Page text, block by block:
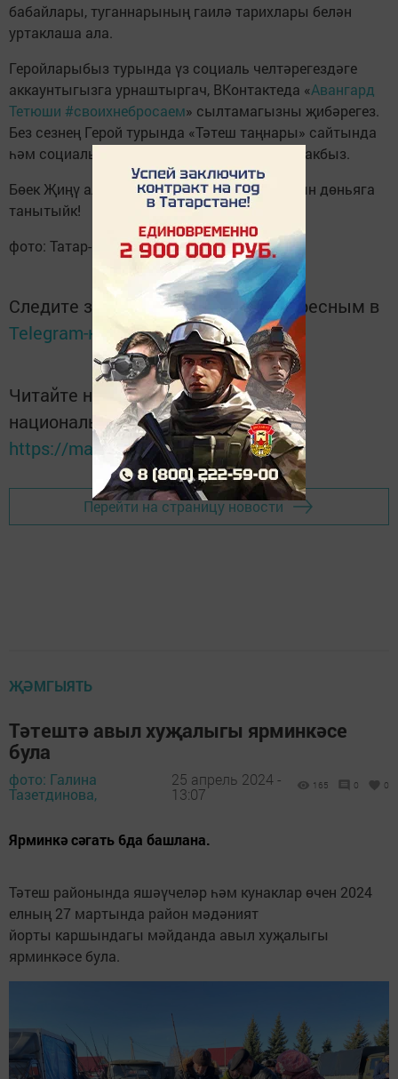
бабайлары, туганнарының гаилә тарихлары белән
уртаклаша ала.
Геройларыбыз турында үз социаль челтәрегездәге
аккаунтыгызга урнаштыргач, ВКонтактеда «Авангард
Тетюши #своихнебросаем» сылтамагызны җибәрегез.
Без сезнең Герой турында «Тәтеш таңнары» сайтында
һәм социаль челтәрләребездә урнаштырачакбыз.
Бөек Җиңү алып килгән гаиләбез геройларын дөньяга
танытыйк!
фото: Татар-информ
Следите за самым важным и интересным в
Telegram-каналеТатмедиа
Читайте новости Татарстана в
национальном мессенджере MАХ:
https://max.ru/tatmedia
Перейти на страницу новости
ҖӘМГЫЯТЬ
Тәтештә авыл хуҗалыгы ярминкәсе
була
фото: Галина
Тазетдинова,
25 апрель 2024 -
13:07
165 0 0
Ярминкә сәгать 6да башлана.
Тәтеш районында яшәүчеләр һәм кунаклар өчен 2024
елның 27 мартында район мәдәният
йорты каршындагы мәйданда авыл хуҗалыгы
ярминкәсе була.